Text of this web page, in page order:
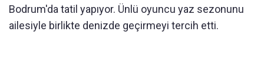
Bodrum'da tatil yapıyor. Ünlü oyuncu yaz sezonunu
ailesiyle birlikte denizde geçirmeyi tercih etti.